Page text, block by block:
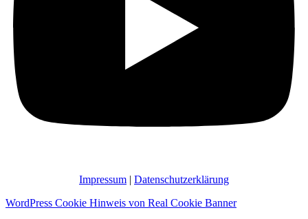
Impressum | Datenschutzerklärung
WordPress Cookie Hinweis von Real Cookie Banner